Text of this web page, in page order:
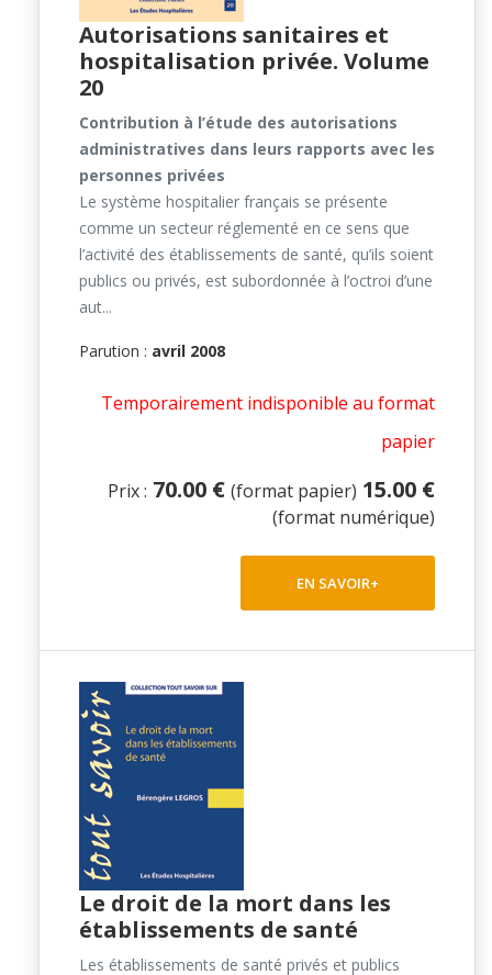
Autorisations sanitaires et
hospitalisation privée. Volume
20
Contribution à l’étude des autorisations
administratives dans leurs rapports avec les
personnes privées
Le système hospitalier français se présente
comme un secteur réglementé en ce sens que
l’activité des établissements de santé, qu’ils soient
publics ou privés, est subordonnée à l’octroi d’une
aut...
Parution : avril 2008
Temporairement indisponible au format
papier
Prix : 70.00 € (format papier) 15.00 €
(format numérique)
EN SAVOIR+
Le droit de la mort dans les
établissements de santé
Les établissements de santé privés et publics